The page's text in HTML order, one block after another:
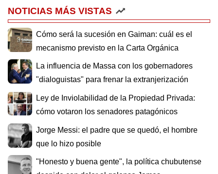
NOTICIAS MÁS VISTAS
Cómo será la sucesión en Gaiman: cuál es el
mecanismo previsto en la Carta Orgánica
La influencia de Massa con los gobernadores
"dialoguistas" para frenar la extranjerización
Ley de Inviolabilidad de la Propiedad Privada:
cómo votaron los senadores patagónicos
Jorge Messi: el padre que se quedó, el hombre
que lo hizo posible
"Honesto y buena gente", la política chubutense